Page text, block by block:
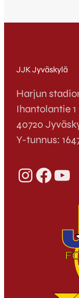
JJK Jyväskylä
Harjun
Ihantolantie 1
40720
Y-tunnus:
InstagramFacebook YouTube